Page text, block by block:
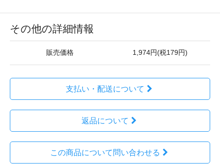
その他の詳細情報
販売価格 1,974円(税179円)
支払い・配送について
返品について
この商品について問い合わせる